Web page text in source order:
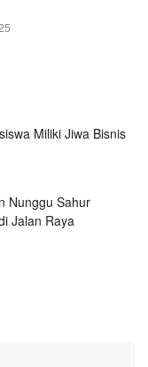
Miliki Jiwa Bisnis
Nunggu Sahur
Jalan Raya